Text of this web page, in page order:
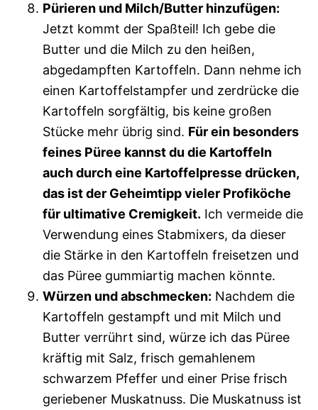
Pürieren und Milch/Butter hinzufügen:
Jetzt kommt der Spaßteil! Ich gebe die
Butter und die Milch zu den heißen,
abgedampften Kartoffeln. Dann nehme ich
einen Kartoffelstampfer und zerdrücke die
Kartoffeln sorgfältig, bis keine großen
Stücke mehr übrig sind. Für ein besonders
feines Püree kannst du die Kartoffeln
auch durch eine Kartoffelpresse drücken,
das ist der Geheimtipp vieler Profiköche
für ultimative Cremigkeit. Ich vermeide die
Verwendung eines Stabmixers, da dieser
die Stärke in den Kartoffeln freisetzen und
das Püree gummiartig machen könnte.
Würzen und abschmecken: Nachdem die
Kartoffeln gestampft und mit Milch und
Butter verrührt sind, würze ich das Püree
kräftig mit Salz, frisch gemahlenem
schwarzem Pfeffer und einer Prise frisch
geriebener Muskatnuss. Die Muskatnuss ist